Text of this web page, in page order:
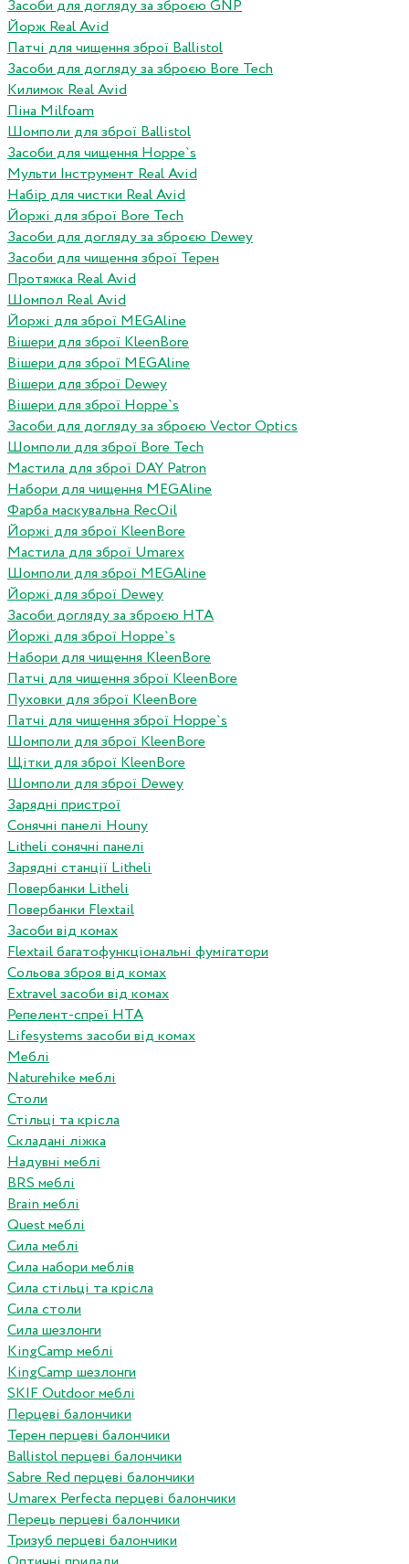
Засоби для догляду за зброєю GNP
Йорж Real Avid
Патчі для чищення зброї Ballistol
Засоби для догляду за зброєю Bore Tech
Килимок Real Avid
Піна Milfoam
Шомполи для зброї Ballistol
Засоби для чищення Hoppe`s
Мульти Інструмент Real Avid
Набір для чистки Real Avid
Йоржі для зброї Bore Tech
Засоби для догляду за зброєю Dewey
Засоби для чищення зброї Терен
Протяжка Real Avid
Шомпол Real Avid
Йоржі для зброї MEGAline
Вішери для зброї KleenBore
Вішери для зброї MEGAline
Вішери для зброї Dewey
Вішери для зброї Hoppe`s
Засоби для догляду за зброєю Vector Optics
Шомполи для зброї Bore Tech
Мастила для зброї DAY Patron
Набори для чищення MEGAline
Фарба маскувальна RecOil
Йоржі для зброї KleenBore
Мастила для зброї Umarex
Шомполи для зброї MEGAline
Йоржі для зброї Dewey
Засоби догляду за зброєю HTA
Йоржі для зброї Hoppe`s
Набори для чищення KleenBore
Патчі для чищення зброї KleenBore
Пуховки для зброї KleenBore
Патчі для чищення зброї Hoppe`s
Шомполи для зброї KleenBore
Щітки для зброї KleenBore
Шомполи для зброї Dewey
Зарядні пристрої
Сонячні панелі Houny
Litheli сонячні панелі
Зарядні станції Litheli
Повербанки Litheli
Повербанки Flextail
Засоби від комах
Flextail багатофункціональні фумігатори
Сольова зброя від комах
Extravel засоби від комах
Репелент-спреї HTA
Lifesystems засоби від комах
Меблі
Naturehike меблі
Столи
Стільці та крісла
Складані ліжка
Надувні меблі
BRS меблі
Brain меблі
Quest меблі
Сила меблі
Сила набори меблів
Сила стільці та крісла
Сила столи
Сила шезлонги
KingCamp меблі
KingCamp шезлонги
SKIF Outdoor меблі
Перцеві балончики
Терен перцеві балончики
Ballistol перцеві балончики
Sabre Red перцеві балончики
Umarex Perfecta перцеві балончики
Перець перцеві балончики
Тризуб перцеві балончики